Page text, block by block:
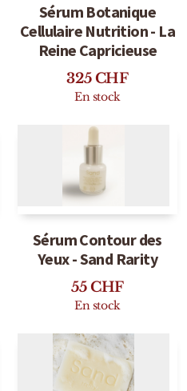
Sérum Botanique
Cellulaire Nutrition - La
Reine Capricieuse
325CHF
En stock
Sérum Contour des
Yeux - Sand Rarity
55CHF
En stock